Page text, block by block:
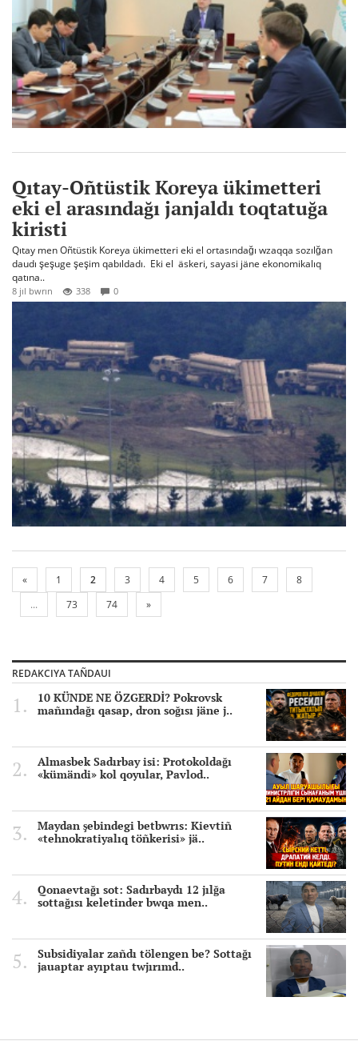
Qıtay-Oñtüstik Koreya ükimetteri
eki el arasındağı janjaldı toqtatuğa
kiristi
Qıtay men Oñtüstik Koreya ükimetteri eki el ortasındağı wzaqqa sozılğan
daudı şeşuge şeşim qabıldadı. Eki el äskeri, sayasi jäne ekonomikalıq
qatına..
8 jıl bwrın 338 0
« 1 2 3 4 5 6 7
8
...
73 74 »
REDAKCIYA TAÑDAUI
10 KÜNDE NE ÖZGERDİ? Pokrovsk
mañındağı qasap, dron soğısı jäne j..
Almasbek Sadırbay isi: Protokoldağı
«kümändi» kol qoyular, Pavlod..
Maydan şebindegi betbwrıs: Kievtiñ
«tehnokratiyalıq töñkerisi» jä..
Qonaevtağı sot: Sadırbaydı 12 jılğa
sottağısı keletinder bwqa men..
Subsidiyalar zañdı tölengen be? Sottağı
jauaptar ayıptau twjırımd..